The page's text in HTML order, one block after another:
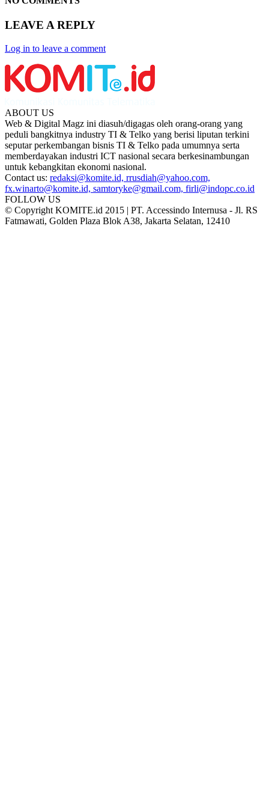
LEAVE A REPLY
Log in to leave a comment
ABOUT US
Web & Digital Magz ini diasuh/digagas oleh orang-orang yang
peduli bangkitnya industry TI & Telko yang berisi liputan terkini
seputar perkembangan bisnis TI & Telko pada umumnya serta
memberdayakan industri ICT nasional secara berkesinambungan
untuk kebangkitan ekonomi nasional.
Contact us: redaksi@komite.id, rrusdiah@yahoo.com,
fx.winarto@komite.id, samtoryke@gmail.com, firli@indopc.co.id
FOLLOW US
© Copyright KOMITE.id 2015 | PT. Accessindo Internusa - Jl. RS
Fatmawati, Golden Plaza Blok A38, Jakarta Selatan, 12410